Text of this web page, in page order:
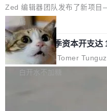
库的竞争和爆炸半径问题在设
了。 闲置的 cell 会休眠到几乎
l 迁移或唤醒时，新宿主从 S3
库继续执行。存储库是持久化
Fold8 / Z Flip8）外，其余要么
例如iQOO Z11i、REDMI
te 17 Pro、OPPO K15，要么
样的次旗舰。 Galaxy Z Fold8
Z Flip8三款折叠屏新机均在7
部搭载骁龙8 Elite Gen5 for
之间所有操作的版本控制系统
Zed 编辑器团队发布了新项
个在 git commit 之间记录每一
本控制系统。目前处于 Early
ltaDB 的核心思路直接写在
眼的位置：「Software is
mits」——软件是在 commit
局
SpaceXAI 单季资本开支达
根据风险投资人Tomer
析）披露的最新分析与第二季
白开水不加糖